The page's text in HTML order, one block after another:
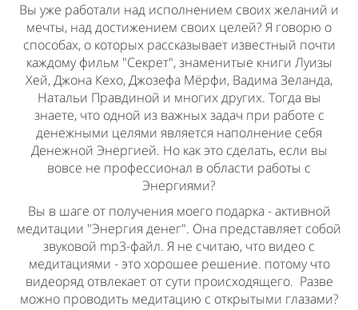
Вы уже работали над исполнением своих желаний и
мечты, над достижением своих целей? Я говорю о
способах, о которых рассказывает известный почти
каждому фильм "Секрет", знаменитые книги Луизы
Хей, Джона Кехо, Джозефа Мёрфи, Вадима Зеланда,
Натальи Правдиной и многих других. Тогда вы
знаете, что одной из важных задач при работе с
денежными целями является наполнение себя
Денежной Энергией. Но как это сделать, если вы
вовсе не профессионал в области работы с
Энергиями?
Вы в шаге от получения моего подарка - активной
медитации "Энергия денег". Она представляет собой
звуковой mp3-файл. Я не считаю, что видео с
медитациями - это хорошее решение. потому что
видеоряд отвлекает от сути происходящего. Разве
можно проводить медитацию с открытыми глазами?